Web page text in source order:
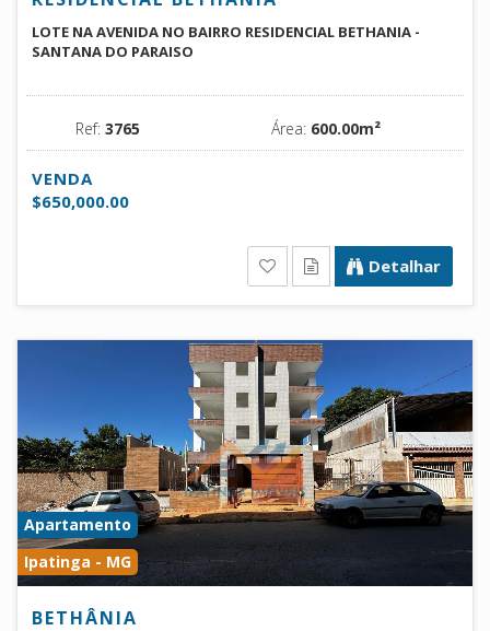
LOTE NA AVENIDA NO BAIRRO RESIDENCIAL BETHANIA -
SANTANA DO PARAISO
Ref: 3765 Área: 600.00m²
VENDA
$650,000.00
Detalhar
Apartamento
Ipatinga - MG
BETHÂNIA